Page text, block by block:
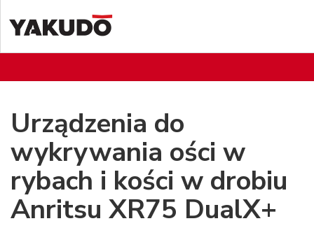
Urządzenia do
wykrywania ości w
rybach i kości w drobiu
Anritsu XR75 DualX+